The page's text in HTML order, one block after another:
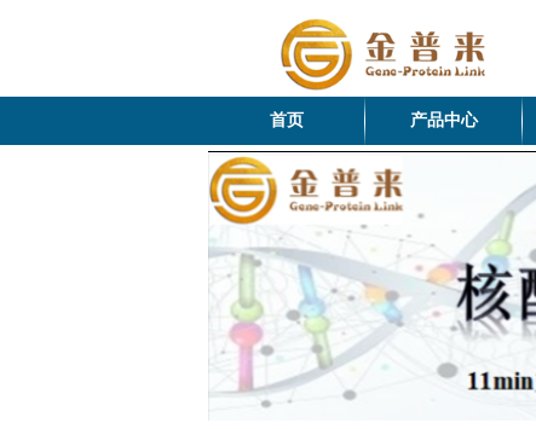
首页 产品中心